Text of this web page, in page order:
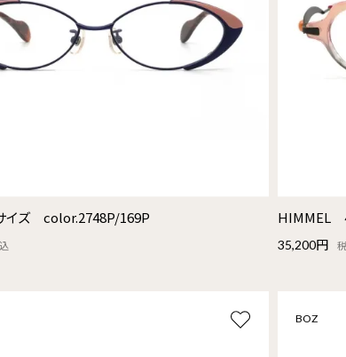
イズ color.2748P/169P HIMMEL
35,200円
BOZ